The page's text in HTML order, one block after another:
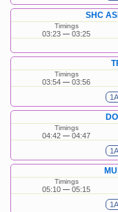
SHC
Timings
03:23 03:25
Timings
03:54 03:56
1A
Timings
04:42 04:47
1A
Timings
05:10 05:15
1A